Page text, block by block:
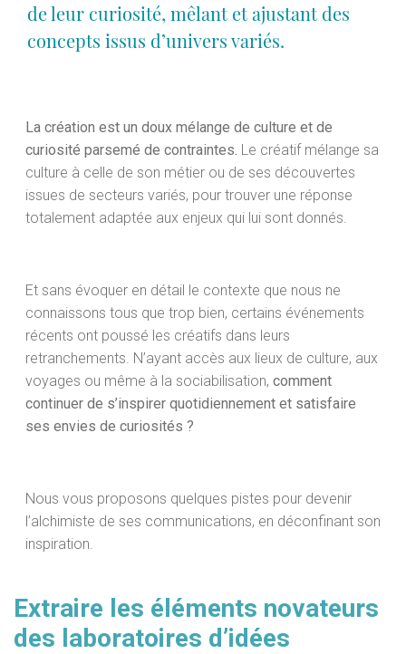
de leur curiosité, mêlant et ajustant des
concepts issus d’univers variés.
La création est un doux mélange de culture et de
curiosité parsemé de contraintes. Le créatif mélange sa
culture à celle de son métier ou de ses découvertes
issues de secteurs variés, pour trouver une réponse
totalement adaptée aux enjeux qui lui sont donnés.
Et sans évoquer en détail le contexte que nous ne
connaissons tous que trop bien, certains événements
récents ont poussé les créatifs dans leurs
retranchements. N’ayant accès aux lieux de culture, aux
voyages ou même à la sociabilisation, comment
continuer de s’inspirer quotidiennement et satisfaire
ses envies de curiosités ?
Nous vous proposons quelques pistes pour devenir
l’alchimiste de ses communications, en déconfinant son
inspiration.
Extraire les éléments novateurs
des laboratoires d’idées